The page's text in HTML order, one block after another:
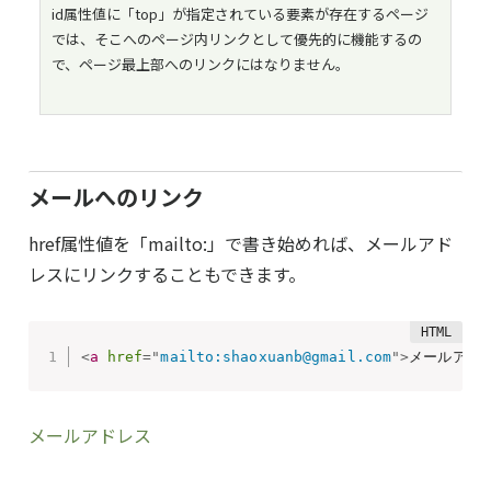
id属性値に「top」が指定されている要素が存在するページ
では、そこへのページ内リンクとして優先的に機能するの
で、ページ最上部へのリンクにはなりません。
メールへのリンク
href属性値を「mailto:」で書き始めれば、メールアド
レスにリンクすることもできます。
<a href="mailto:shaoxuanb@gmail.com"> メールアド
メールアドレス